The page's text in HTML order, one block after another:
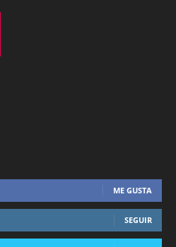
ME GUSTA
SEGUIR